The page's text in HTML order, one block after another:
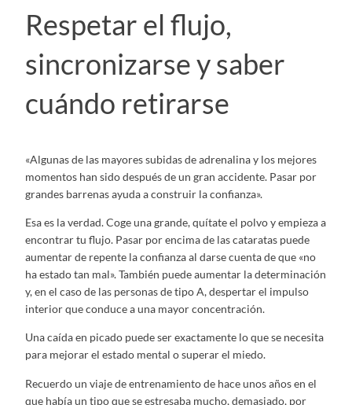
Respetar el flujo,
sincronizarse y saber
cuándo retirarse
«Algunas de las mayores subidas de adrenalina y los mejores
momentos han sido después de un gran accidente. Pasar por
grandes barrenas ayuda a construir la confianza».
Esa es la verdad. Coge una grande, quítate el polvo y empieza a
encontrar tu flujo. Pasar por encima de las cataratas puede
aumentar de repente la confianza al darse cuenta de que «no
ha estado tan mal». También puede aumentar la determinación
y, en el caso de las personas de tipo A, despertar el impulso
interior que conduce a una mayor concentración.
Una caída en picado puede ser exactamente lo que se necesita
para mejorar el estado mental o superar el miedo.
Recuerdo un viaje de entrenamiento de hace unos años en el
que había un tipo que se estresaba mucho, demasiado, por